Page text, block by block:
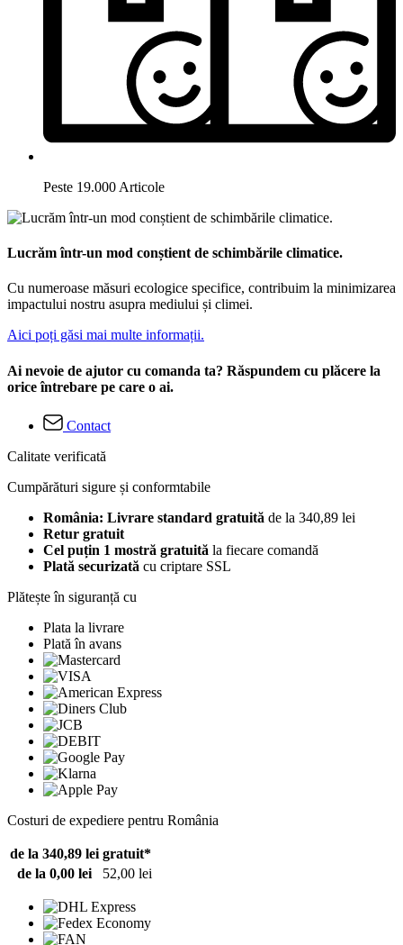
Peste 19.000 Articole
Lucrăm într-un mod conștient de schimbările climatice.
Cu numeroase măsuri ecologice specifice, contribuim la minimizarea
impactului nostru asupra mediului și climei.
Aici poți găsi mai multe informații.
Ai nevoie de ajutor cu comanda ta? Răspundem cu plăcere la
orice întrebare pe care o ai.
Contact
Calitate verificată
Cumpărături sigure și conformtabile
România: Livrare standard gratuită de la 340,89 lei
Retur gratuit
Cel puțin 1 mostră gratuită la fiecare comandă
Plată securizată cu criptare SSL
Plătește în siguranță cu
Plata la livrare
Plată în avans
Costuri de expediere pentru România
de la 340,89 lei gratuit*
de la 0,00 lei
52,00 lei